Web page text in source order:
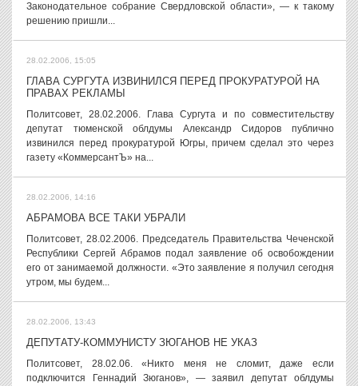
Законодательное собрание Свердловской области», — к такому
решению пришли...
28.02.2006, 15:05
ГЛАВА СУРГУТА ИЗВИНИЛСЯ ПЕРЕД ПРОКУРАТУРОЙ НА
ПРАВАХ РЕКЛАМЫ
Политсовет, 28.02.2006. Глава Сургута и по совместительству
депутат тюменской облдумы Александр Сидоров публично
извинился перед прокуратурой Югры, причем сделал это через
газету «КоммерсантЪ» на...
28.02.2006, 14:16
АБРАМОВА ВСЕ ТАКИ УБРАЛИ
Политсовет, 28.02.2006. Председатель Правительства Чеченской
Республики Сергей Абрамов подал заявление об освобождении
его от занимаемой должности. «Это заявление я получил сегодня
утром, мы будем...
28.02.2006, 13:43
ДЕПУТАТУ-КОММУНИСТУ ЗЮГАНОВ НЕ УКАЗ
Политсовет, 28.02.06. «Никто меня не сломит, даже если
подключится Геннадий Зюганов», — заявил депутат облдумы